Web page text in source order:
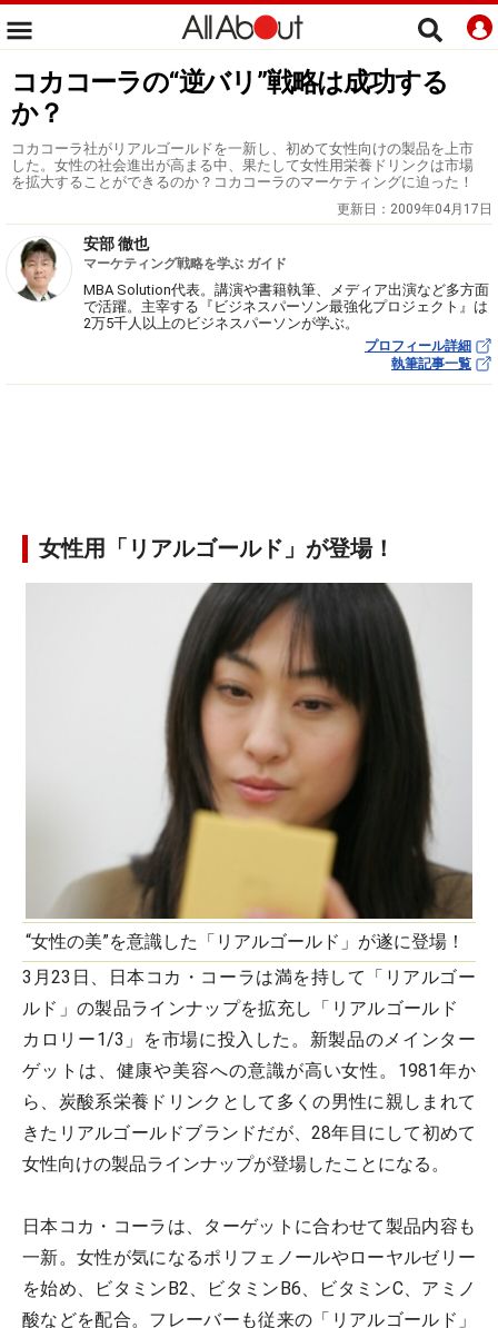
コカコーラの“逆バリ”戦略は成功する
か？
コカコーラ社がリアルゴールドを一新し、初めて女性向けの製品を上市
した。女性の社会進出が高まる中、果たして女性用栄養ドリンクは市場
を拡大することができるのか？コカコーラのマーケティングに迫った！
更新日： 2009年04月17日
安部 徹也
マーケティング戦略を学ぶ ガイド
MBA Solution代表。講演や書籍執筆、メディア出演など多方面
で活躍。主宰する『ビジネスパーソン最強化プロジェクト』は
2万5千人以上のビジネスパーソンが学ぶ。
プロフィール詳細
執筆記事一覧
女性用「リアルゴールド」が登場！
“女性の美”を意識した「リアルゴールド」が遂に登場！
3月23日、日本コカ・コーラは満を持して「リアルゴー
ルド」の製品ラインナップを拡充し「リアルゴールド
カロリー1/3」を市場に投入した。新製品のメインター
ゲットは、健康や美容への意識が高い女性。1981年か
ら、炭酸系栄養ドリンクとして多くの男性に親しまれて
きたリアルゴールドブランドだが、28年目にして初めて
女性向けの製品ラインナップが登場したことになる。
日本コカ・コーラは、ターゲットに合わせて製品内容も
一新。女性が気になるポリフェノールやローヤルゼリー
を始め、ビタミンB2、ビタミンB6、ビタミンC、アミノ
酸などを配合。フレーバーも従来の「リアルゴールド」